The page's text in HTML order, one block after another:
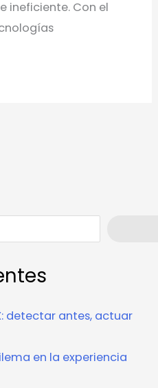
ineficiente. Con el
detectar antes, actuar
en la experiencia